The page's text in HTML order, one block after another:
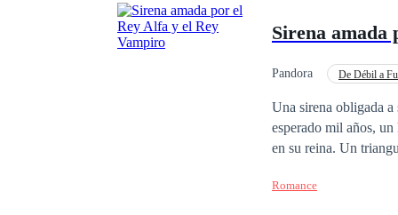
Sirena amada
Pandora De Débil a
Una sirena obligada a
esperado mil años, un
en su reina. Un
Romance